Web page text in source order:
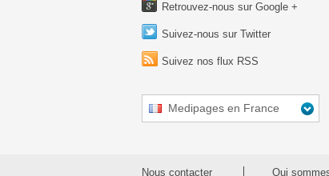
Retrouvez-nous sur Google +
Suivez-nous sur Twitter
Suivez nos flux RSS
Medipages en France
Nous contacter Qui